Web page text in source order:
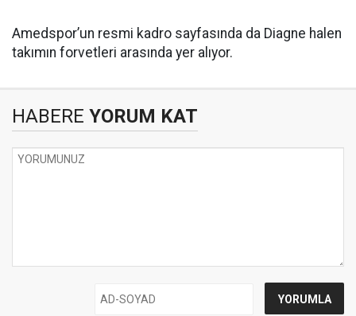
Amedspor’un resmi kadro sayfasında da Diagne halen
takımın forvetleri arasında yer alıyor.
HABERE YORUM KAT